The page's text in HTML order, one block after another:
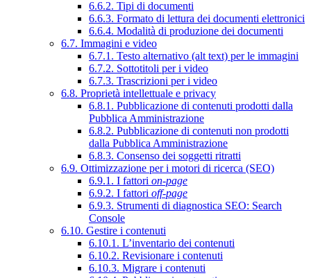
6.6.2. Tipi di documenti
6.6.3. Formato di lettura dei documenti elettronici
6.6.4. Modalità di produzione dei documenti
6.7. Immagini e video
6.7.1. Testo alternativo (alt text) per le immagini
6.7.2. Sottotitoli per i video
6.7.3. Trascrizioni per i video
6.8. Proprietà intellettuale e privacy
6.8.1. Pubblicazione di contenuti prodotti dalla
Pubblica Amministrazione
6.8.2. Pubblicazione di contenuti non prodotti
dalla Pubblica Amministrazione
6.8.3. Consenso dei soggetti ritratti
6.9. Ottimizzazione per i motori di ricerca (SEO)
6.9.1. I fattori on-page
6.9.2. I fattori off-page
6.9.3. Strumenti di diagnostica SEO: Search
Console
6.10. Gestire i contenuti
6.10.1. L’inventario dei contenuti
6.10.2. Revisionare i contenuti
6.10.3. Migrare i contenuti